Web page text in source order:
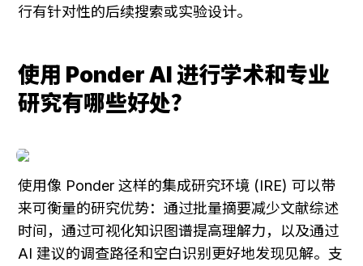
行有针对性的后续搜索或实验设计。
使用 Ponder AI 进行学术和专业
研究有哪些好处？
使用像 Ponder 这样的集成研究环境 (IRE) 可以带
来可衡量的研究优势：通过批量摘要减少文献综述
时间，通过可视化知识图谱提高理解力，以及通过
AI 建议的调查路径和空白识别更好地发现见解。支